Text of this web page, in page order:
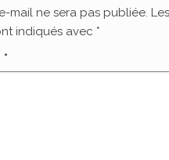
mail ne sera pas publiée.
indiqués avec *
*